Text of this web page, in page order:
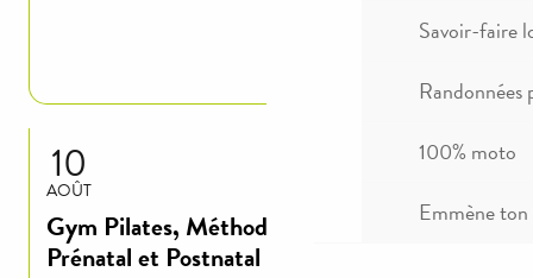
Savoir-faire
Randonnées
100% moto
Emmène
10
AOÛT
Gym Pilates, Méthode De Gasquet -
Prénatal et Postnatal